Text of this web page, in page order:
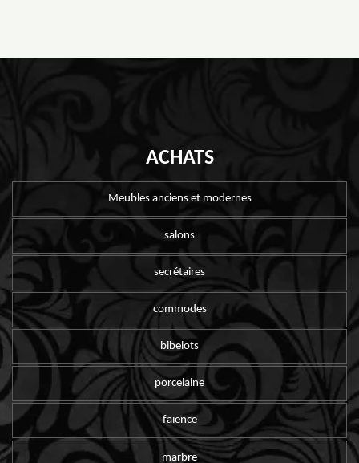
ACHATS
Meubles anciens et modernes
salons
secrétaires
commodes
bibelots
porcelaine
faïence
marbre